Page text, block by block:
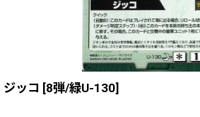
ジッコ [8弾/緑U-130]